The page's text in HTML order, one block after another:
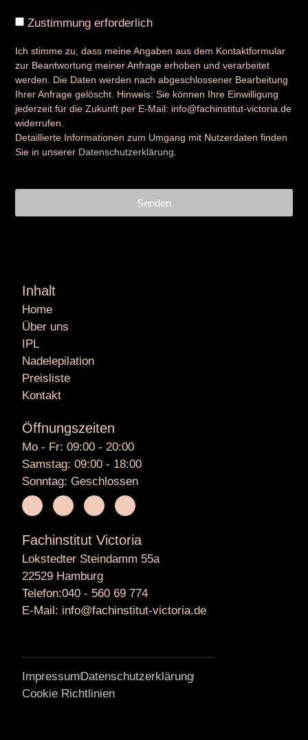
Zustimmung erforderlich
Ich stimme zu, dass meine Angaben aus dem Kontaktformular
zur Beantwortung meiner Anfrage erhoben und verarbeitet
werden. Die Daten werden nach abgeschlossener Bearbeitung
Ihrer Anfrage gelöscht. Hinweis: Sie können Ihre Einwilligung
jederzeit für die Zukunft per E-Mail: info@fachinstitut-victoria.de
widerrufen.
Detaillierte Informationen zum Umgang mit Nutzerdaten finden
Sie in unserer Datenschutzerklärung.
Senden
Inhalt
Home
Über uns
IPL
Nadelepilation
Preisliste
Kontakt
Öffnungszeiten
Mo - Fr: 09:00 - 20:00
Samstag: 09:00 - 18:00
Sonntag: Geschlossen
Fachinstitut Victoria
Lokstedter Steindamm 55a
22529 Hamburg
Telefon:040 - 560 69 774
E-Mail: info@fachinstitut-victoria.de
ImpressumDatenschutzerklärung
Cookie Richtlinien